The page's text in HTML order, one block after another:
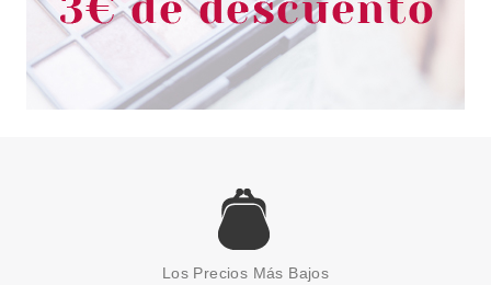
BONACURE
BONACURE REPAIR RESCUE
4.90€
Los Precios Más Bajos